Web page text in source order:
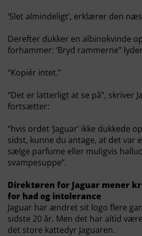
‘Slet almindeligt’, erklærer den
Derefter dukker en albinokvinde
forhammer: ‘Bryd rammerne”
“Kopiér intet.”
“Det er latterligt at se på”, skriver
fortsætter:
“hvis ordet ‘Jaguar’ ikke dukkede
sidst, kunne du antage, at det var
sælge parfume eller muligvis
svampesuppe”.
Direktøren for Jaguar mener
for had og intolerance
Jaguar har ændret sit logo flere
sidste 20 år. Men det har altid
det store kattedyr Jaguaren.